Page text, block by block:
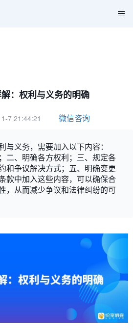
：权利与义务的明确
7 21:44:21 微信咨询
与义务，需要加入以下内容：
二、明确各方权利；三、规定各
和争议解决方式；五、明确变更
款中加入这些内容，可以确保合
，从而减少争议和法律纠纷的可